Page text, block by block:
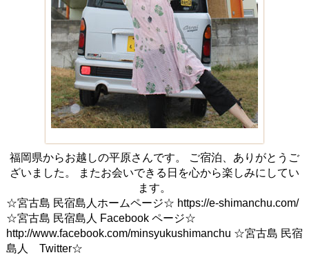
福岡県からお越しの平原さんです。 ご宿泊、ありがとうご
ざいました。 またお会いできる日を心から楽しみにしてい
ます。
☆宮古島 民宿島人ホームページ☆ https://e-shimanchu.com/
☆宮古島 民宿島人 Facebook ページ☆
http://www.facebook.com/minsyukushimanchu ☆宮古島 民宿
島人 Twitter☆